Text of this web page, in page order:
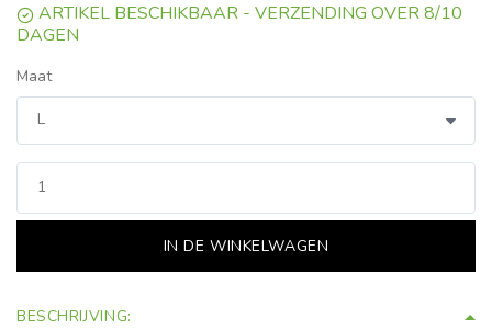
ARTIKEL BESCHIKBAAR - VERZENDING OVER 8/10
DAGEN
Maat
IN DE WINKELWAGEN
BESCHRIJVING: